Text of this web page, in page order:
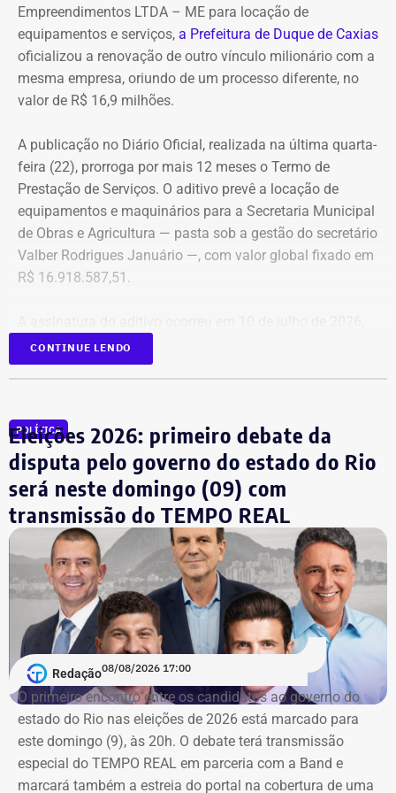
blindados em sua frota própria, razão pela qual optou
pela locação dos veículos por meio de adesão à ata do
GSI.
Os veículos serão destinados exclusivamente aos
Suprimentos (DSU) e Segurança e Governança (DSG). O
contrato foi firmado com a empresa Rei dos Blindados
Locação de Veículos Ltda. e prevê a locação de quatro
SUVs zero quilômetro, com blindagem nível III-A, sem
motorista e sem fornecimento de combustível.
Cada automóvel custará R$ 8.977,78 por mês,
Empreendimentos LTDA – ME para locação de
equipamentos e serviços, a Prefeitura de Duque de Caxias
oficializou a renovação de outro vínculo milionário com a
mesma empresa, oriundo de um processo diferente, no
valor de R$ 16,9 milhões.
A publicação no Diário Oficial, realizada na última quarta-
feira (22), prorroga por mais 12 meses o Termo de
Prestação de Serviços. O aditivo prevê a locação de
equipamentos e maquinários para a Secretaria Municipal
de Obras e Agricultura — pasta sob a gestão do secretário
Valber Rodrigues Januário —, com valor global fixado em
R$ 16.918.587,51.
garantindo a continuidade da prestação de serviços com
a emissão de uma nota de empenho parcial inicial no
TCE diz que falhas em outro contrato
contrariam princípio da Lei de
Licitações
A nova prorrogação contratualganha destaque em meio
ao cerco do órgãocontra as contratações do município
com a mesma prestadora de serviços.
Conforme noticiado no último sábado (18), o plenário do
TCE determinou, por unanimidade, que a Prefeitura de
Duque de Caxias anule no prazo de 15 dias o contrato
firmado com a Geo Ambiental para o mesmo fim
(locação de maquinários e equipamentos). Na ocasião, a
Corte ordenou também a suspensão imediata dos
pagamentos decorrentes do acordo milionário, que
ultrapassava R$ 100 milhões.
CONTINUE LENDO
POLÍTICA
Eleições 2026: primeiro debate da
disputa pelo governo do estado do Rio
será neste domingo (09) com
transmissão do TEMPO REAL
Redação08/08/2026 17:00
O primeiro encontro entre os candidatos ao ⁠governo do
estado do Rio nas eleições de 2026 está marcado para
este domingo (9), às 20h. O debate terá transmissão
especial do TEMPO REAL em parceria com a Band e
marcará também a estreia do portal na cobertura de uma